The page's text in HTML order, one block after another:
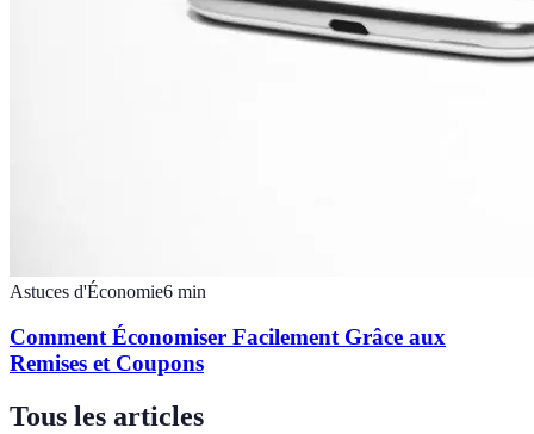
Astuces d'Économie6 min
Comment Économiser Facilement Grâce aux
Remises et Coupons
Tous les articles